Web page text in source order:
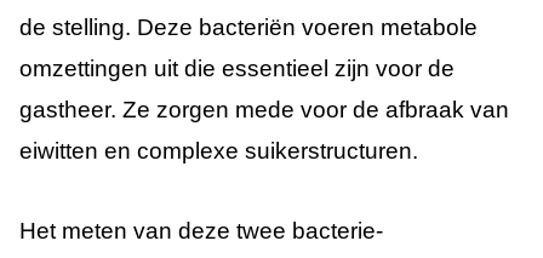
de stelling. Deze bacteriën voeren metabole
omzettingen uit die essentieel zijn voor de
gastheer. Ze zorgen mede voor de afbraak van
eiwitten en complexe suikerstructuren.
Het meten van deze twee bacterie-